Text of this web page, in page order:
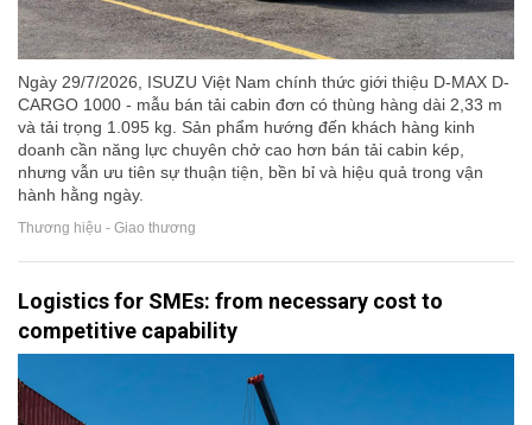
Ngày 29/7/2026, ISUZU Việt Nam chính thức giới thiệu D-MAX D-
CARGO 1000 - mẫu bán tải cabin đơn có thùng hàng dài 2,33 m
và tải trọng 1.095 kg. Sản phẩm hướng đến khách hàng kinh
doanh cần năng lực chuyên chở cao hơn bán tải cabin kép,
nhưng vẫn ưu tiên sự thuận tiện, bền bỉ và hiệu quả trong vận
hành hằng ngày.
Thương hiệu - Giao thương
Logistics for SMEs: from necessary cost to
competitive capability